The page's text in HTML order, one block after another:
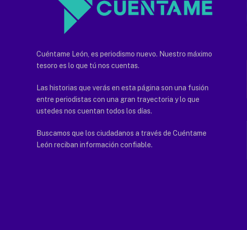
Cuéntame León, es periodismo nuevo. Nuestro máximo
tesoro es lo que tú nos cuentas.
Las historias que verás en esta página son una fusión
entre periodistas con una gran trayectoria y lo que
ustedes nos cuentan todos los días.
Buscamos que los ciudadanos a través de Cuéntame
León reciban información confiable.